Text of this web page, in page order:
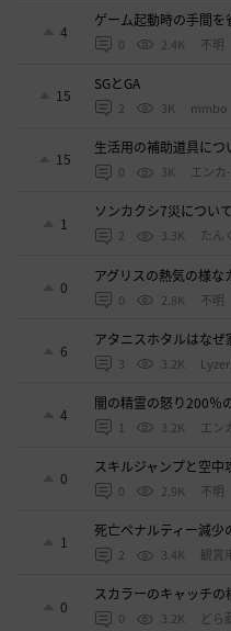
4
ゲーム起動時の手間を
0 2.4K 不明
15
SGとGA
2 3K mmbo
15
生活用の補助道具につ
0 3K エンカ
1
ソンカクシ7災について
2 3.3K たん
0
アグリスの熱気の様
0 2.8K 不明
6
アタニスホタルはなぜ
3 3.2K
4
闇の精霊の怒り200％
1 3.2K エン
0
スキルジャンプと空中
0 2.9K 不明
1
死亡ペナルティー減少
2 3.4K 観賞
0
スカラーのキャッチの
0 3.2K どら